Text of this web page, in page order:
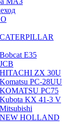
E35
HITACHI ZX 30U
PC-28UU
PC75
KX 41-3 V
NEW HOLLAND